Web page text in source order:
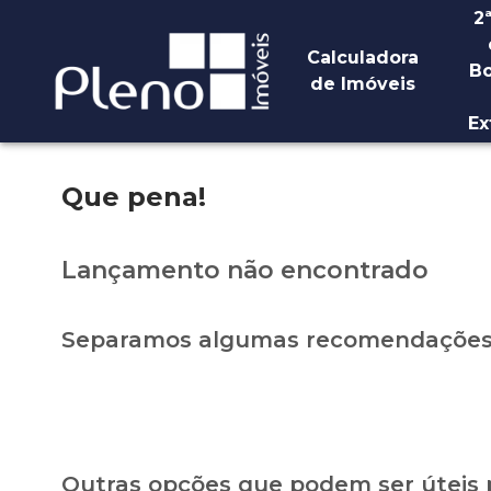
Calculadora
de Imóveis
Que pena!
Lançamento não encontrado
Separamos algumas
Outras opções que podem ser úteis